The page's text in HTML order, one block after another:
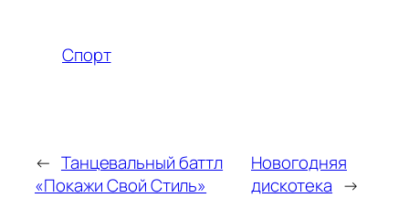
Спорт
← Танцевальный баттл
«Покажи Свой Стиль»
Новогодняя
дискотека →